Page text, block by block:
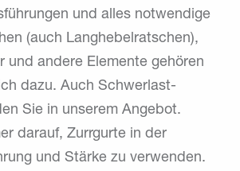
und alles notwendige
(auch Langhebelratschen),
und andere Elemente gehören
dazu. Auch Schwerlast-
Sie in unserem Angebot.
darauf, Zurrgurte in der
und Stärke zu verwenden.